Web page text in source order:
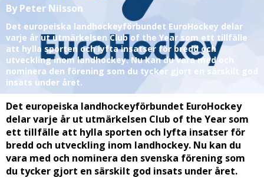
By Peter Nilsson
Det europeiska landhockeyförbundet EuroHockey delar
varje år ut utmärkelsen Club of the Year som ett tillfälle
att hylla sporten och lyfta insatser för bredd och
utveckling inom landhockey. Nu kan du vara med och
nominera den förening som du tycker gjort en särskilt god
insats under året.
Det europeiska landhockeyförbundet EuroHockey
delar varje år ut utmärkelsen Club of the Year som
ett tillfälle att hylla sporten och lyfta insatser för
bredd och utveckling inom landhockey. Nu kan du
vara med och nominera den svenska förening som
du tycker gjort en särskilt god insats under året.